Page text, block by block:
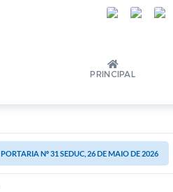
PRINCIPAL
PORTARIA Nº 31 SEDUC, 26 DE MAIO DE 2026